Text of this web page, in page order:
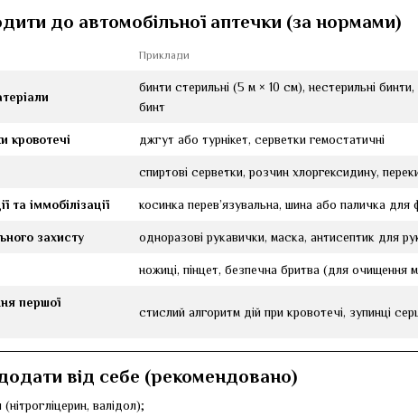
до автомобільної аптечки (за нормами)
Приклади
бинти стерильні (5 м × 10 см), нестерильні
бинт
кровотечі джгут або турнікет, серветки гемостатичні
спиртові серветки, розчин хлоргексидину,
та іммобілізації косинка перев’язувальна, шина або паличка для
захисту одноразові рукавички, маска, антисептик для
ножиці, пінцет, безпечна бритва (для очищення
першої
стислий алгоритм дій при кровотечі, зупинці
від себе (рекомендовано)
валідол);